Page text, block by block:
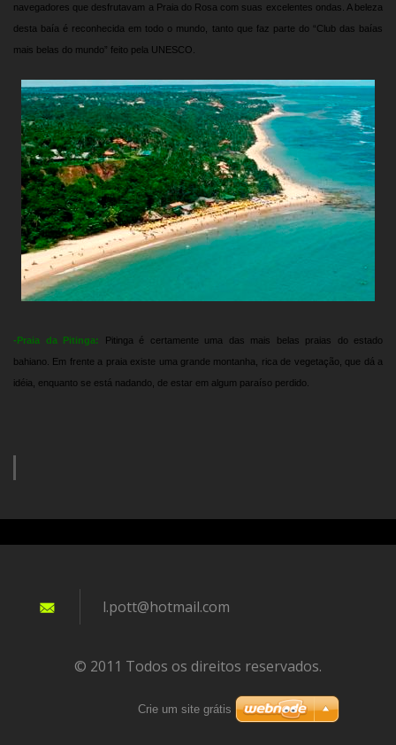
navegadores que desfrutavam a Praia do Rosa com suas excelentes ondas. A beleza
desta baía é reconhecida em todo o mundo, tanto que faz parte do “Club das baías
mais belas do mundo” feito pela UNESCO.
-Praia da Pitinga:
Pitinga é certamente uma das mais belas praias do estado
bahiano. Em frente a praia existe uma grande montanha, rica de vegetação, que dá a
idéia, enquanto se está nadando, de estar em algum paraíso perdido.
l.pott@hotmail.com
© 2011 Todos os direitos reservados.
Crie um site grátis